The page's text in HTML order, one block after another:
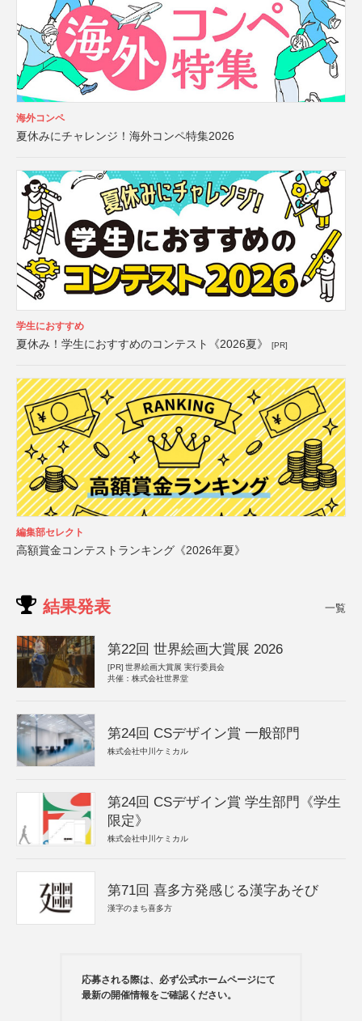
海外コンペ
夏休みにチャレンジ！海外コンペ特集2026
学生におすすめ
夏休み！学生におすすめのコンテスト《2026夏》 [PR]
編集部セレクト
高額賞金コンテストランキング《2026年夏》
結果発表 一覧
第22回 世界絵画大賞展 2026
[PR] 世界絵画大賞展 実行委員会
共催：株式会社世界堂
第24回 CSデザイン賞 一般部門
株式会社中川ケミカル
第24回 CSデザイン賞 学生部門《学生
限定》
株式会社中川ケミカル
第71回 喜多方発感じる漢字あそび
漢字のまち喜多方
応募される際は、必ず公式ホームページにて
最新の開催情報をご確認ください。